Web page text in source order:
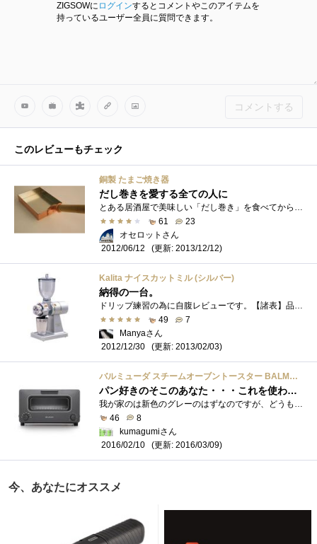
ZIGSOWに ログインするとコメントやこのアイテムを
持っているユーザー全員に質問できます。
コメントする
このレビューもチェック
銅製 たまご焼き器
だし巻きを愛する全ての人に
とある居酒屋で美味しい「だし巻き」を食べてから，だし巻きの虜です．レシピを知るために，その居酒屋で働こうかと思うほどでした（笑）い�...
61
23
オセロットさん
2012/06/12
(更新: 2013/12/12)
Kalita ナイスカットミル (シルバー)
納得の一台。
ドリップ練習の為に自腹レビューです。【諸表】品名 ナイスカットミル電源100V／120W50/60Hzサイズ幅120×奥行218×高さ343容量ホッパー200g粉受100gカ�...
49
7
Manyaさん
2012/12/30
(更新: 2013/02/03)
バルミューダ スチームオーブントースター BALMUDA The Toaster K01A-KG（ブラック）
パン好きのそこのあなた・・・これを使わなかったら損してますよｗ
46
8
kumagumiさん
2016/02/10
(更新: 2016/03/09)
今、あなたにオススメ